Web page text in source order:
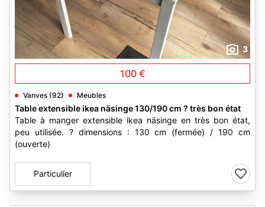
3
100 €
Vanves (92) Meubles
Table extensible ikea näsinge 130/190 cm ? très bon état
Table à manger extensible ikea näsinge en très bon état,
peu utilisée. ? dimensions : 130 cm (fermée) / 190 cm
(ouverte)
Particulier